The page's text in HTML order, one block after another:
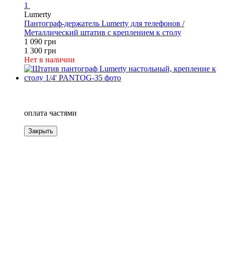
1
Lumerty
Пантограф-держатель Lumerty для телефонов /
Металлический штатив с креплением к столу
1 090 грн
1 300 грн
Нет в наличии
оплата частями
Закрыть